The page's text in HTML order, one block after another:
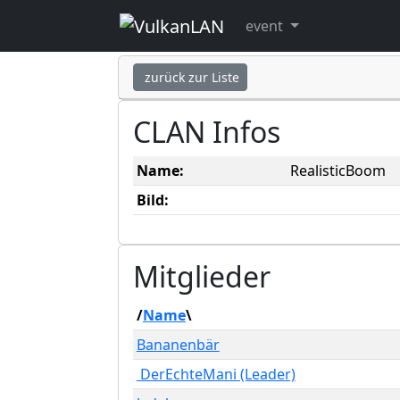
event
RealisticBoom
zurück zur Liste
CLAN Infos
Name:
RealisticBoom
Bild:
Mitglieder
/Name\
Bananenbär
DerEchteMani (Leader)